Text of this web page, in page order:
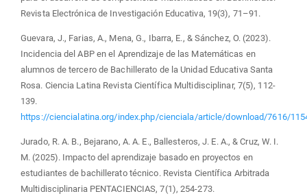
Revista Electrónica de Investigación Educativa, 19(3), 71–91.
Guevara, J., Farias, A., Mena, G., Ibarra, E., & Sánchez, O. (2023).
Incidencia del ABP en el Aprendizaje de las Matemáticas en
alumnos de tercero de Bachillerato de la Unidad Educativa Santa
Rosa. Ciencia Latina Revista Científica Multidisciplinar, 7(5), 112-
139.
https://ciencialatina.org/index.php/cienciala/article/download/7616/
Jurado, R. A. B., Bejarano, A. A. E., Ballesteros, J. E. A., & Cruz, W. I.
M. (2025). Impacto del aprendizaje basado en proyectos en
estudiantes de bachillerato técnico. Revista Científica Arbitrada
Multidisciplinaria PENTACIENCIAS, 7(1), 254-273.